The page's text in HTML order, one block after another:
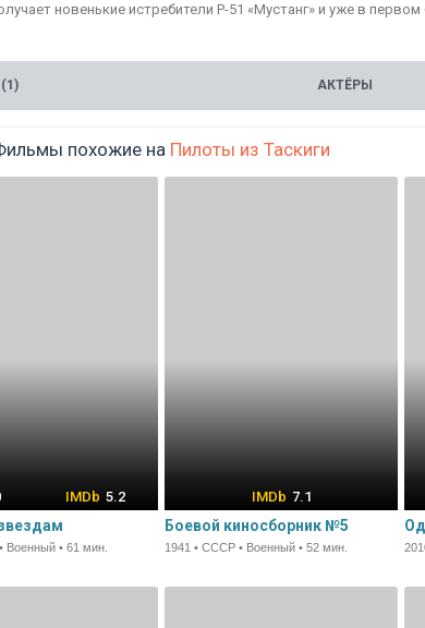
новенькие истребители P-51 «Мустанг» и уже в
АКТЁРЫ
похожие на Пилоты из Таскиги
5.2
Военный • 61 мин.
7.1
Боевой киносборник №5
1941 • СССР • Военный • 52 мин.